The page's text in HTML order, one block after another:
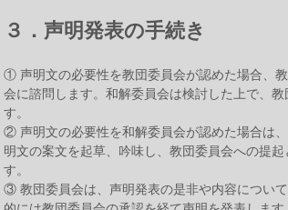
３．声明発表の手続き
① 声明文の必要性を教団委員会が認めた場合、
会に諮問します。和解委員会は検討した上で、教
す。
② 声明文の必要性を和解委員会が認めた場合は
明文の案文を起草、吟味し、教団委員会への提
す。
③ 教団委員会は、声明発表の是非や内容につい